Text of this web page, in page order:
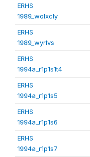
ERHS
1989_wolxcly
ERHS
1989_wyrlvs
ERHS
1994a_r1p1s1t4
ERHS
1994a_r1p1s5
ERHS
1994a_r1p1s6
ERHS
1994a_r1p1s7